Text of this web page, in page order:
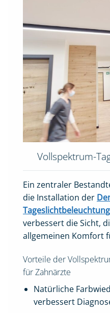
Vollspektrum-
Ein zentraler
die Installation der
Tageslichtbeleuchtung
verbessert die Sicht,
allgemeinen Komfort
Vorteile der
für Zahnärzte
Natürliche
verbessert